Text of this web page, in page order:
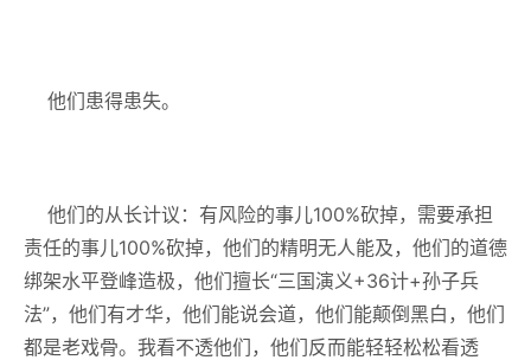
他们患得患失。
他们的从长计议：有风险的事儿100%砍掉，需要承担
责任的事儿100%砍掉，他们的精明无人能及，他们的道德
绑架水平登峰造极，他们擅长“三国演义+36计+孙子兵
法”，他们有才华，他们能说会道，他们能颠倒黑白，他们
都是老戏骨。我看不透他们，他们反而能轻轻松松看透